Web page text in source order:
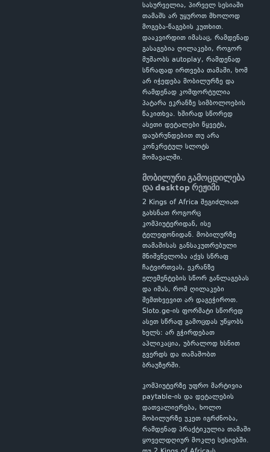
სასურველია, პირველ სესიაში
თამაშს არ უყუროთ მხოლოდ
მოგება-წაგების კუთხით.
დააკვირდით იმასაც, რამდენად
გასაგებია ღილაკები, როგორ
მუშაობს autoplay, რამდენად
სწრაფად ირთვება თამაში, ხომ
არ იჭედება მობილურზე და
რამდენად კომფორტულია
პატარა ეკრანზე სიმბოლოების
წაკითხვა. ხშირად სწორედ
ასეთი დეტალები წყვეტს,
დაუბრუნდებით თუ არა
კონკრეტულ სლოტს
მომავალში.
მობილური გამოცდილება
და desktop რეჟიმი
2 Kings of Africa შეგიძლიათ
გახსნათ როგორც
კომპიუტერიდან, ისე
ტელეფონიდან. მობილურზე
თამაშისას განსაკუთრებული
მნიშვნელობა აქვს სწრაფ
ჩატვირთვას, ეკრანზე
ელემენტების სწორ განლაგებას
და იმას, რომ ღილაკები
შემთხვევით არ დაგეჭიროთ.
Sloto.ge-ის ფორმატი სწორედ
ასეთ სწრაფ გამოცდას უწყობს
ხელს: არ გჭირდებათ
აპლიკაცია, უბრალოდ ხსნით
გვერდს და თამაშობთ
ბრაუზერში.
კომპიუტერზე უფრო მარტივია
paytable-ის და დეტალების
დათვალიერება, ხოლო
მობილურზე უკეთ იგრძნობა,
რამდენად პრაქტიკულია თამაში
ყოველდღიურ მოკლე სესიებში.